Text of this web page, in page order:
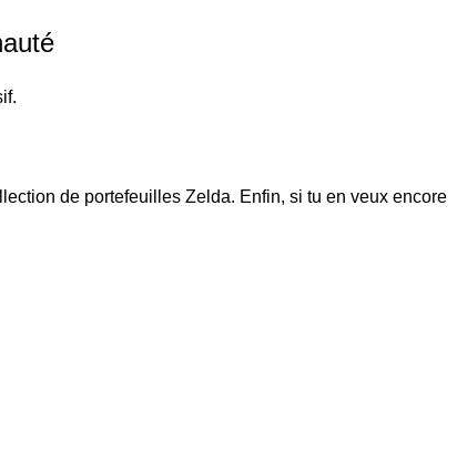
de portefeuilles Zelda. Enfin, si tu en veux encore